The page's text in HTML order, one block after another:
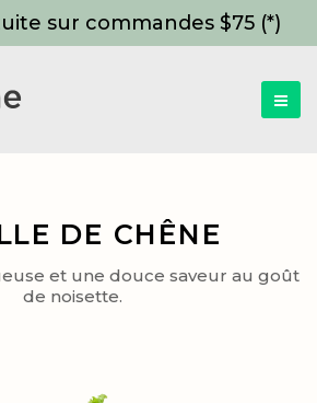
sur commandes $75 (*)
DE CHÊNE
et une douce saveur au goût
de noisette.